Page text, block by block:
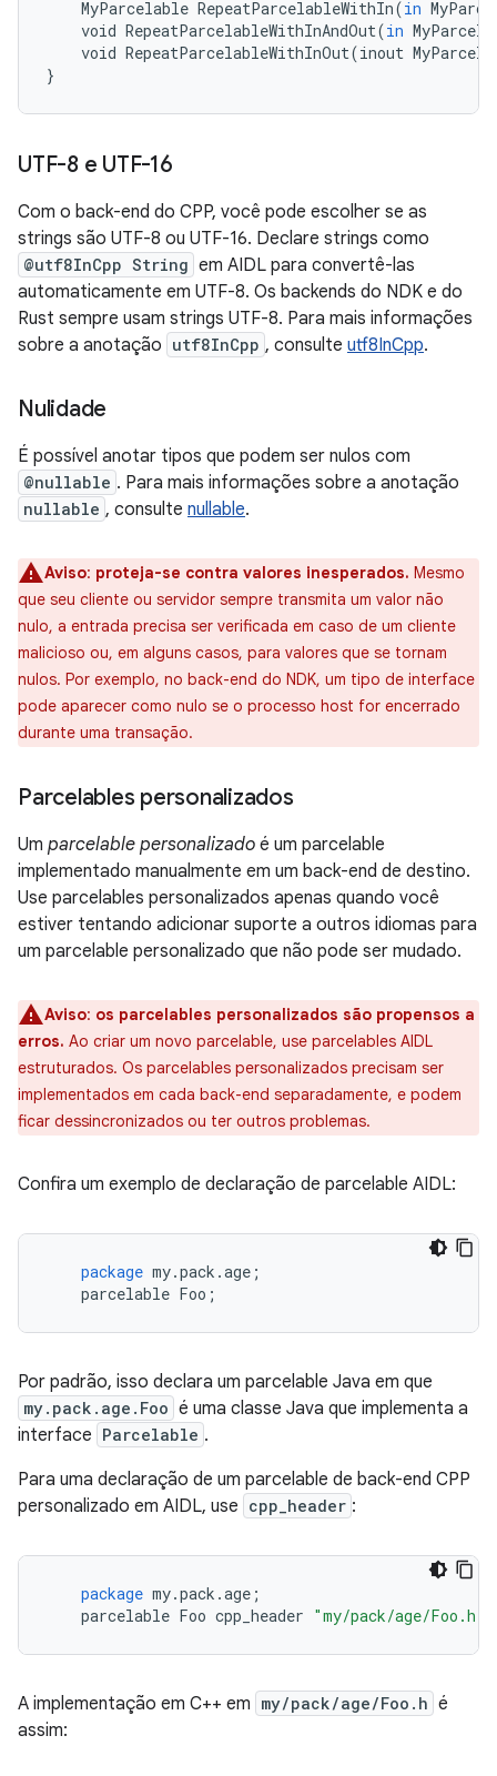
MyParcelable RepeatParcelableWithIn(in
void RepeatParcelableWithInAndOut(in
void RepeatParcelableWithInOut(inout
}
UTF-8 e UTF-16
Com o back-end do CPP, você pode escolher se as
strings são UTF-8 ou UTF-16. Declare strings como
@utf8InCpp String em AIDL para convertê-las
automaticamente em UTF-8. Os backends do NDK e do
Rust sempre usam strings UTF-8. Para mais informações
sobre a anotação utf8InCpp , consulte utf8InCpp.
Nulidade
É possível anotar tipos que podem ser nulos com
@nullable . Para mais informações sobre a anotação
nullable , consulte nullable.
Aviso: proteja-se contra valores inesperados. Mesmo
que seu cliente ou servidor sempre transmita um valor não
nulo, a entrada precisa ser verificada em caso de um cliente
malicioso ou, em alguns casos, para valores que se tornam
nulos. Por exemplo, no back-end do NDK, um tipo de interface
pode aparecer como nulo se o processo host for encerrado
durante uma transação.
Parcelables personalizados
Um parcelable personalizado é um parcelable
implementado manualmente em um back-end de destino.
Use parcelables personalizados apenas quando você
estiver tentando adicionar suporte a outros idiomas para
um parcelable personalizado que não pode ser mudado.
Aviso: os parcelables personalizados são propensos a
erros. Ao criar um novo parcelable, use parcelables AIDL
estruturados. Os parcelables personalizados precisam ser
implementados em cada back-end separadamente, e podem
ficar dessincronizados ou ter outros problemas.
Confira um exemplo de declaração de parcelable AIDL:
package my.pack .age ;
parcelable Foo ;
Por padrão, isso declara um parcelable Java em que
my.pack.age.Foo é uma classe Java que implementa a
interface Parcelable .
Para uma declaração de um parcelable de back-end CPP
personalizado em AIDL, use cpp_header :
package my.pack .age ;
parcelable Foo cpp_header "my/pack/age/Foo.h"
A implementação em C++ em my/pack/age/Foo.h é
assim: